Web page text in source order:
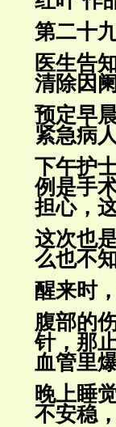
第二十
医生告
清除因
预定早
紧急病
下午护
例是手
担心，
这次也
么也不
醒来时
腹部的
针，那
血管里
晚上睡
不安稳